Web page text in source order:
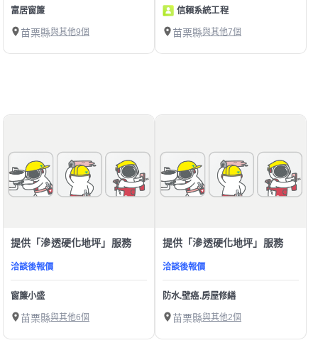
富居窗簾
苗栗縣與其他9個
信賴系統工程
苗栗縣與其他7個
提供「滲透硬化地坪」服務
洽談後報價
窗簾小盛
苗栗縣與其他6個
提供「滲透硬化地坪」服務
洽談後報價
防水.壁癌.房屋修繕
苗栗縣與其他2個